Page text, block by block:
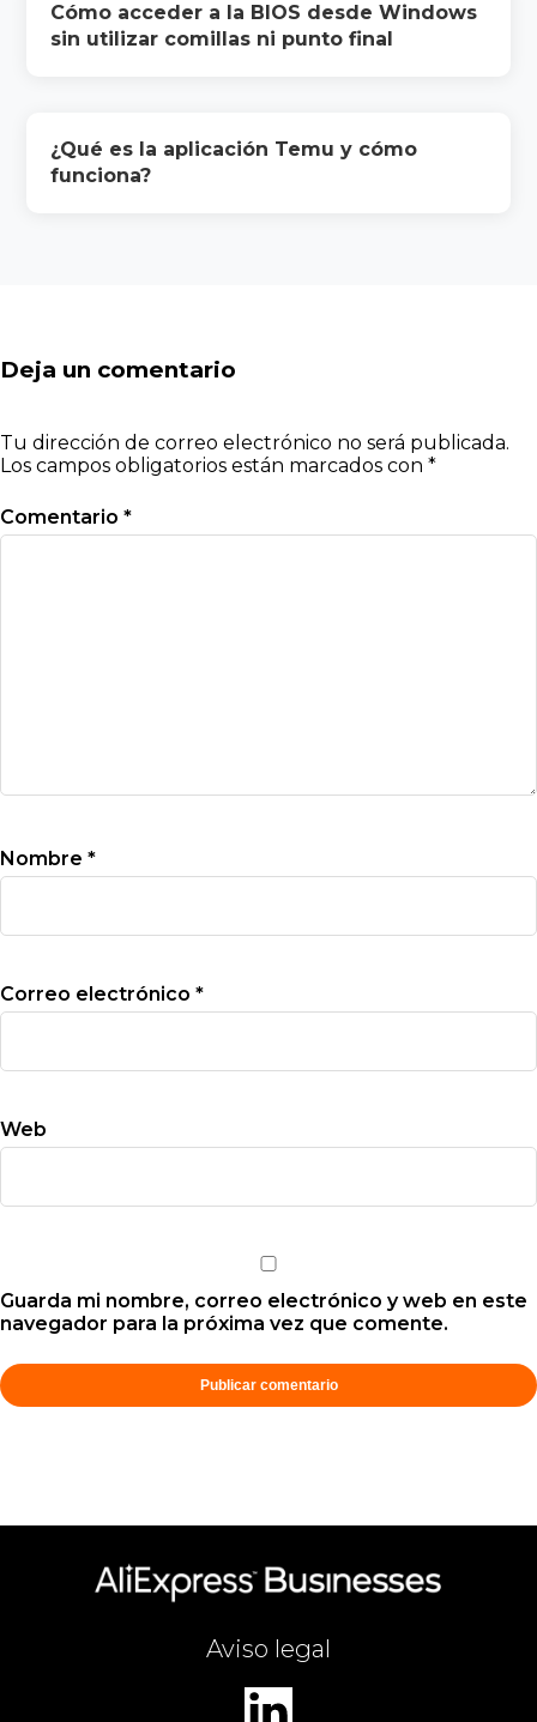
Cómo acceder a la BIOS desde Windows
sin utilizar comillas ni punto final
¿Qué es la aplicación Temu y cómo
funciona?
Deja un comentario
Tu dirección de correo electrónico no será publicada.
Los campos obligatorios están marcados con *
Comentario *
Nombre *
Correo electrónico *
Web
Guarda mi nombre, correo electrónico y web en este
navegador para la próxima vez que comente.
Aviso legal